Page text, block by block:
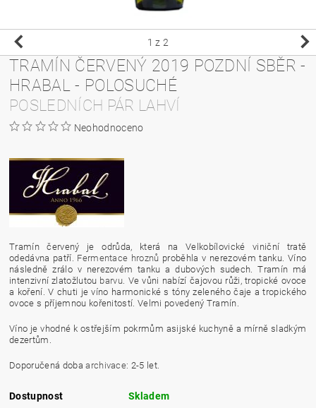
1 z 2
TRAMÍN ČERVENÝ 2019 POZDNÍ SBĚR -
HRABAL - POLOSUCHÉ
POSLEDNÍCH PÁR LAHVÍ
Neohodnoceno
Tramín červený je odrůda, která na Velkobílovické viniční tratě
odedávna patří. Fermentace hroznů proběhla v nerezovém tanku. Víno
následně zrálo v nerezovém tanku a dubových sudech. Tramín má
intenzivní zlatožlutou barvu. Ve vůni nabízí čajovou růži, tropické ovoce
a koření. V chuti je víno harmonické s tóny zeleného čaje a tropického
ovoce s příjemnou kořenitostí. Velmi povedený Tramín.
Víno je vhodné k ostřejším pokrmům asijské kuchyně a mírně sladkým
dezertům.
Doporučená dobaarchivace: 2-5 let.
Dostupnost
Skladem